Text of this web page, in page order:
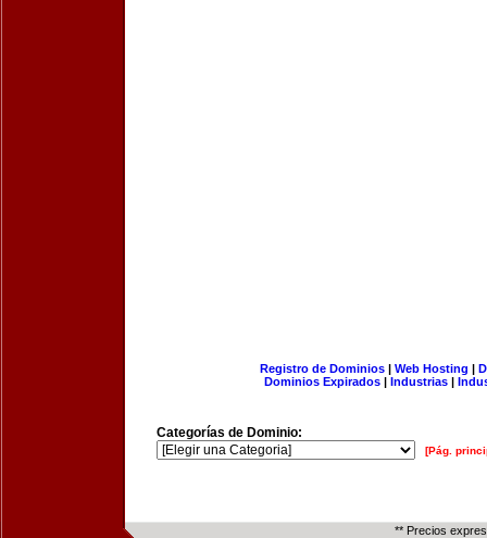
Registro de Dominios| Web Hosting |
Dominios Expirados | Industrias |
Categorías de Dominio:
[Pág.
** Precios